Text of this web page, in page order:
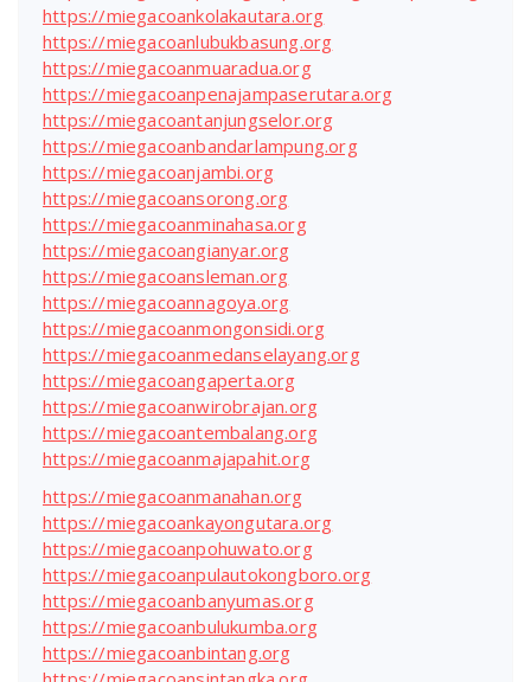
https://miegacoankolakautara.org
https://miegacoanlubukbasung.org
https://miegacoanmuaradua.org
https://miegacoanpenajampaserutara.org
https://miegacoantanjungselor.org
https://miegacoanbandarlampung.org
https://miegacoanjambi.org
https://miegacoansorong.org
https://miegacoanminahasa.org
https://miegacoangianyar.org
https://miegacoansleman.org
https://miegacoannagoya.org
https://miegacoanmongonsidi.org
https://miegacoanmedanselayang.org
https://miegacoangaperta.org
https://miegacoanwirobrajan.org
https://miegacoantembalang.org
https://miegacoanmajapahit.org
https://miegacoanmanahan.org
https://miegacoankayongutara.org
https://miegacoanpohuwato.org
https://miegacoanpulautokongboro.org
https://miegacoanbanyumas.org
https://miegacoanbulukumba.org
https://miegacoanbintang.org